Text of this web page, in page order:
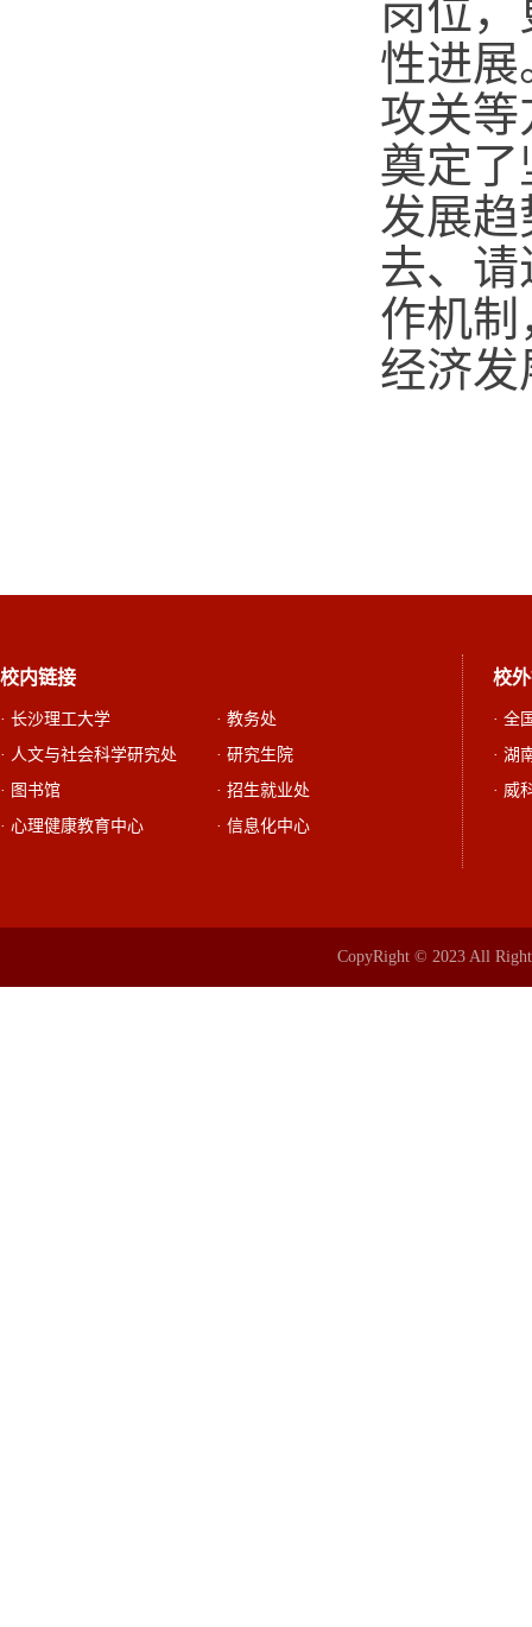
岗位
性进
攻关
奠定
发展趋
去、
作机
经济
校内链接
· 长沙理工大学
· 教务处
· 人文与社会科学研究处
· 研究生院
· 图书馆
· 招生就业处
· 心理健康教育中心
· 信息化中心
校
· 全
· 湖
· 威
CopyRight © 2023 All